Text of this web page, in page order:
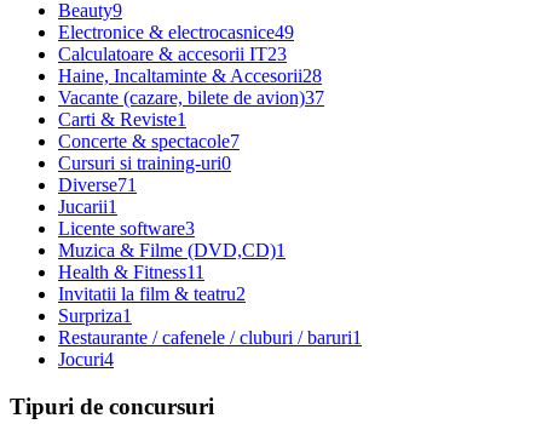
Beauty9
Electronice & electrocasnice49
Calculatoare & accesorii IT23
Haine, Incaltaminte & Accesorii28
Vacante (cazare, bilete de avion)37
Carti & Reviste1
Concerte & spectacole7
Cursuri si training-uri0
Diverse71
Jucarii1
Licente software3
Muzica & Filme (DVD,CD)1
Health & Fitness11
Invitatii la film & teatru2
Surpriza1
Restaurante / cafenele / cluburi / baruri1
Jocuri4
Tipuri de concursuri